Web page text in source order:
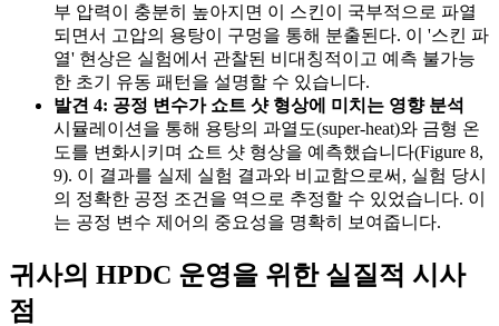
부 압력이 충분히 높아지면 이 스킨이 국부적으로 파열
되면서 고압의 용탕이 구멍을 통해 분출된다. 이 '스킨 파
열' 현상은 실험에서 관찰된 비대칭적이고 예측 불가능
한 초기 유동 패턴을 설명할 수 있습니다.
발견 4: 공정 변수가 쇼트 샷 형상에 미치는 영향 분석
시뮬레이션을 통해 용탕의 과열도(super-heat)와 금형 온
도를 변화시키며 쇼트 샷 형상을 예측했습니다(Figure 8,
9). 이 결과를 실제 실험 결과와 비교함으로써, 실험 당시
의 정확한 공정 조건을 역으로 추정할 수 있었습니다. 이
는 공정 변수 제어의 중요성을 명확히 보여줍니다.
귀사의 HPDC 운영을 위한 실질적 시사
점